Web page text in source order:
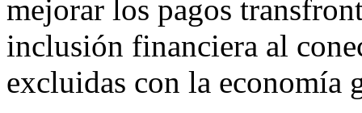
mejorar los pagos
inclusión financiera al
excluidas con la economía